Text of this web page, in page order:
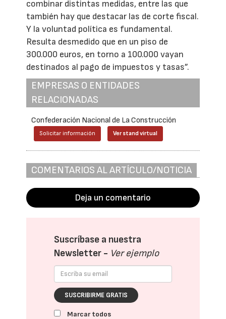
combinar distintas medidas, entre las que
también hay que destacar las de corte fiscal.
Y la voluntad política es fundamental.
Resulta desmedido que en un piso de
300.000 euros, en torno a 100.000 vayan
destinados al pago de impuestos y tasas”.
EMPRESAS O ENTIDADES
RELACIONADAS
Confederación Nacional de La Construcción
Solicitar información Ver stand virtual
COMENTARIOS AL ARTÍCULO/NOTICIA
Deja un comentario
Suscríbase a nuestra
Newsletter - Ver ejemplo
SUSCRIBIRME GRATIS
Marcar todos